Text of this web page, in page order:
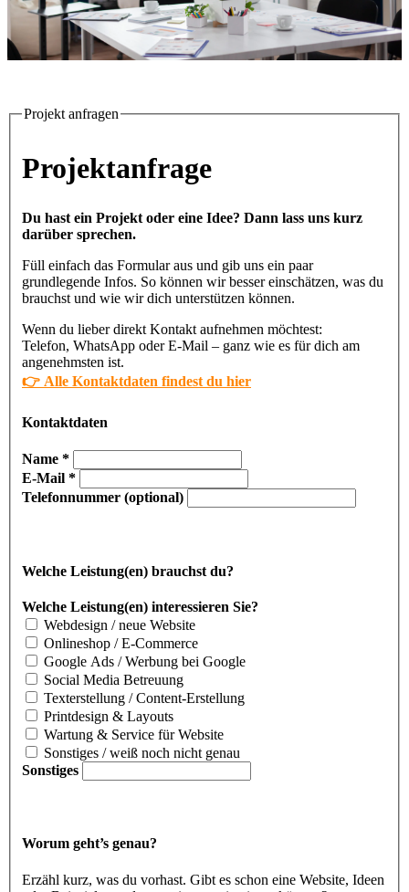
Projekt anfragen
Projektanfrage
Du hast ein Projekt oder eine Idee? Dann lass uns kurz
darüber sprechen.
Füll einfach das Formular aus und gib uns ein paar
grundlegende Infos. So können wir besser einschätzen, was du
brauchst und wie wir dich unterstützen können.
Wenn du lieber direkt Kontakt aufnehmen möchtest:
Telefon, WhatsApp oder E-Mail – ganz wie es für dich am
angenehmsten ist.
👉 Alle Kontaktdaten findest du hier
Kontaktdaten
Name *
E-Mail *
Telefonnummer (optional)
Welche Leistung(en) brauchst du?
Welche Leistung(en) interessieren Sie?
Webdesign / neue Website
Onlineshop / E-Commerce
Google Ads / Werbung bei Google
Social Media Betreuung
Texterstellung / Content-Erstellung
Printdesign & Layouts
Wartung & Service für Website
Sonstiges / weiß noch nicht genau
Sonstiges
Worum geht’s genau?
Erzähl kurz, was du vorhast. Gibt es schon eine Website, Ideen